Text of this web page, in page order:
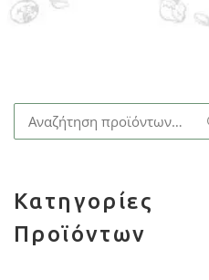
Αναζήτηση
για:
Κατηγορίες
Προϊόντων